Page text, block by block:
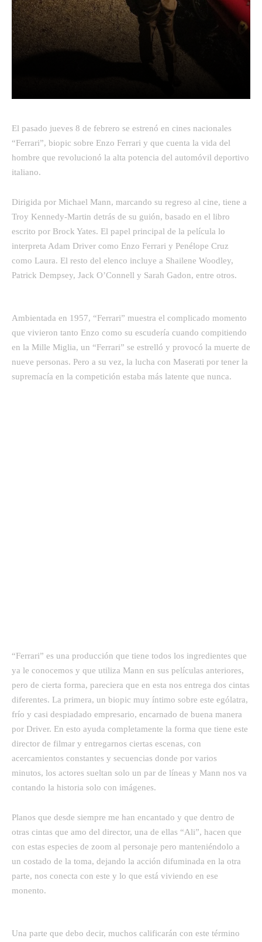
El pasado jueves 8 de febrero se estrenó en cines nacionales
“Ferrari”, biopic sobre Enzo Ferrari y que cuenta la vida del
hombre que revolucionó la alta potencia del automóvil deportivo
italiano.
Dirigida por Michael Mann, marcando su regreso al cine, tiene a
Troy Kennedy-Martin detrás de su guión, basado en el libro
escrito por Brock Yates. El papel principal de la película lo
interpreta Adam Driver como Enzo Ferrari y Penélope Cruz
como Laura. El resto del elenco incluye a Shailene Woodley,
Patrick Dempsey, Jack O’Connell y Sarah Gadon, entre otros.
Ambientada en 1957, “Ferrari” muestra el complicado momento
que vivieron tanto Enzo como su escudería cuando compitiendo
en la Mille Miglia, un “Ferrari” se estrelló y provocó la muerte de
nueve personas. Pero a su vez, la lucha con Maserati por tener la
supremacía en la competición estaba más latente que nunca.
“Ferrari” es una producción que tiene todos los ingredientes que
ya le conocemos y que utiliza Mann en sus películas anteriores,
pero de cierta forma, pareciera que en esta nos entrega dos cintas
diferentes. La primera, un biopic muy íntimo sobre este ególatra,
frío y casi despiadado empresario, encarnado de buena manera
por Driver. En esto ayuda completamente la forma que tiene este
director de filmar y entregarnos ciertas escenas, con
acercamientos constantes y secuencias donde por varios
minutos, los actores sueltan solo un par de líneas y Mann nos va
contando la historia solo con imágenes.
Planos que desde siempre me han encantado y que dentro de
otras cintas que amo del director, una de ellas “Ali”, hacen que
con estas especies de zoom al personaje pero manteniéndolo a
un costado de la toma, dejando la acción difuminada en la otra
parte, nos conecta con este y lo que está viviendo en ese
monento.
Una parte que debo decir, muchos calificarán con este término